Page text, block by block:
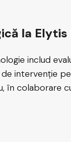
la
includ
intervenție
în colaborare